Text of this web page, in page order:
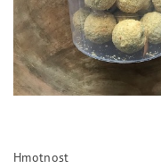
Hmotnost